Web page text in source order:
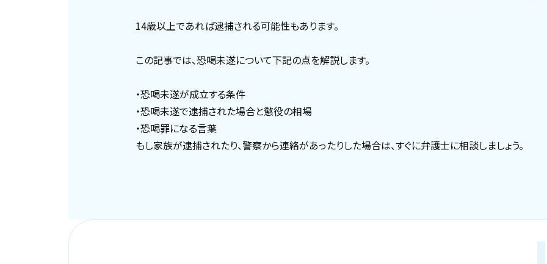
14歳以上であれば逮捕される可能性もあります。
この記事では、恐喝未遂について下記の点を解説します。
・恐喝未遂が成立する条件
・恐喝未遂で逮捕された場合と懲役の相場
・恐喝罪になる言葉
もし家族が逮捕されたり、警察から連絡があったりした場合は、すぐに弁護士に相談しましょう。